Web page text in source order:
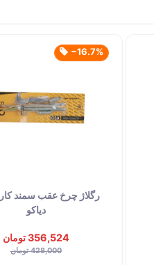
‎−16.7%
رگلاژ چرخ عقب سمند
دیاکو
356,524 تومان
428,000 تومان